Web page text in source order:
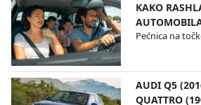
KAKO
Pećnica na
AUDI Q5
QUATTRO